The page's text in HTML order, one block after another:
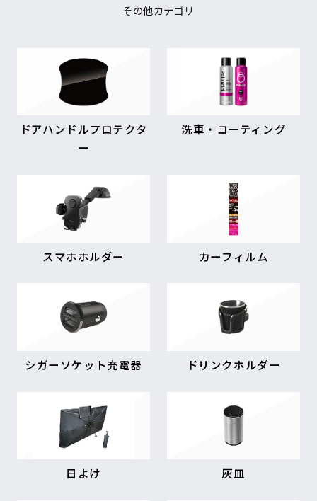
その他カテゴリ
ドアハンドルプロテクタ
ー
洗車・コーティング
スマホホルダー カーフィルム
シガーソケット充電器 ドリンクホルダー
日よけ 灰皿